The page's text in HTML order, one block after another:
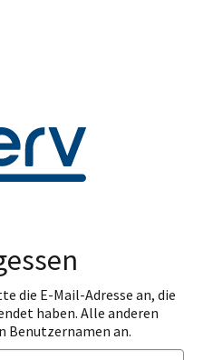
die E-Mail-Adresse an, die
haben. Alle anderen
Benutzernamen an.